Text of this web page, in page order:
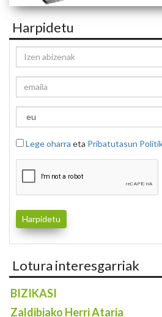
Harpidetu
Lege oharra eta Pribatutasun
Lotura interesgarriak
BIZIKASI
Zaldibiako Herri Ataria